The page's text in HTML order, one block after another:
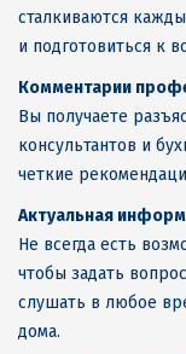
сталкиваются
и подготовиться к
Комментарии
Вы получаете
консультантов и
четкие
Актуальная
Не всегда есть
чтобы задать
слушать в любое
дома.